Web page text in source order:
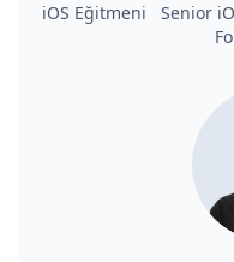
iOS Eğitmeni Senior